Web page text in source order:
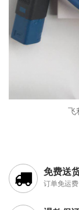
飞
免费送
订单免运费